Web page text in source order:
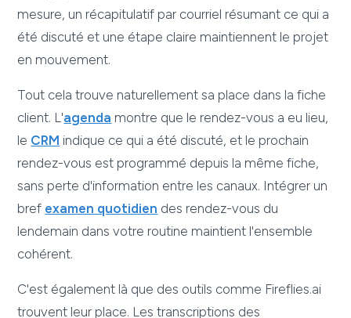
mesure, un récapitulatif par courriel résumant ce qui a
été discuté et une étape claire maintiennent le projet
en mouvement.
Tout cela trouve naturellement sa place dans la fiche
client. L'agenda montre que le rendez-vous a eu lieu,
le CRM indique ce qui a été discuté, et le prochain
rendez-vous est programmé depuis la même fiche,
sans perte d'information entre les canaux. Intégrer un
bref examen quotidien des rendez-vous du
lendemain dans votre routine maintient l'ensemble
cohérent.
C'est également là que des outils comme Fireflies.ai
trouvent leur place. Les transcriptions des